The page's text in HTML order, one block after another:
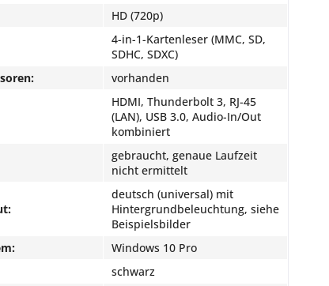
HD (720p)
4-in-1-Kartenleser (MMC, SD,
SDHC, SDXC)
vorhanden
HDMI, Thunderbolt 3, RJ-45
(LAN), USB 3.0, Audio-In/Out
kombiniert
gebraucht, genaue Laufzeit
nicht ermittelt
deutsch (universal) mit
Hintergrundbeleuchtung, siehe
Beispielsbilder
Windows 10 Pro
schwarz